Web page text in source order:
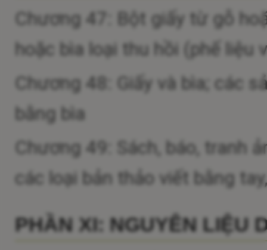
Chương 47: Bột giấy từ gỗ
hoặc bìa loại thu hồi (phế liệu
Chương 48: Giấy và bìa; các
bằng bìa
Chương 49: Sách, báo, tranh
các loại bản thảo viết bằng
PHẦN XI: NGUYÊN LIỆU